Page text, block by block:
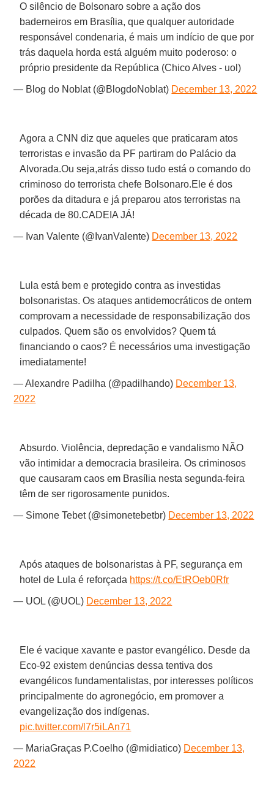
O silêncio de Bolsonaro sobre a ação dos
baderneiros em Brasília, que qualquer autoridade
responsável condenaria, é mais um indício de que por
trás daquela horda está alguém muito poderoso: o
próprio presidente da República (Chico Alves - uol)
— Blog do Noblat (@BlogdoNoblat) December 13, 2022
Agora a CNN diz que aqueles que praticaram atos
terroristas e invasão da PF partiram do Palácio da
Alvorada.Ou seja,atrás disso tudo está o comando do
criminoso do terrorista chefe Bolsonaro.Ele é dos
porões da ditadura e já preparou atos terroristas na
década de 80.CADEIA JÁ!
— Ivan Valente (@IvanValente) December 13, 2022
Lula está bem e protegido contra as investidas
bolsonaristas. Os ataques antidemocráticos de ontem
comprovam a necessidade de responsabilização dos
culpados. Quem são os envolvidos? Quem tá
financiando o caos? É necessários uma investigação
imediatamente!
— Alexandre Padilha (@padilhando) December 13,
2022
Absurdo. Violência, depredação e vandalismo NÃO
vão intimidar a democracia brasileira. Os criminosos
que causaram caos em Brasília nesta segunda-feira
têm de ser rigorosamente punidos.
— Simone Tebet (@simonetebetbr) December 13, 2022
Após ataques de bolsonaristas à PF, segurança em
hotel de Lula é reforçada https://t.co/EtROeb0Rfr
— UOL (@UOL) December 13, 2022
Ele é vacique xavante e pastor evangélico. Desde da
Eco-92 existem denúncias dessa tentiva dos
evangélicos fundamentalistas, por interesses políticos
principalmente do agronegócio, em promover a
evangelização dos indígenas.
pic.twitter.com/l7r5iLAn71
— MariaGraças P.Coelho (@midiatico) December 13,
2022